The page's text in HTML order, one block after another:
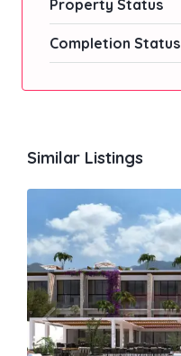
Property Status
Completion Status
Similar Listings